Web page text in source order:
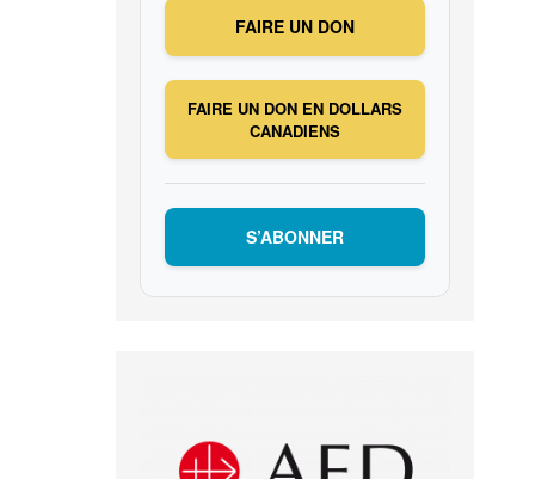
FAIRE UN DON
FAIRE UN DON EN DOLLARS
CANADIENS
S’ABONNER